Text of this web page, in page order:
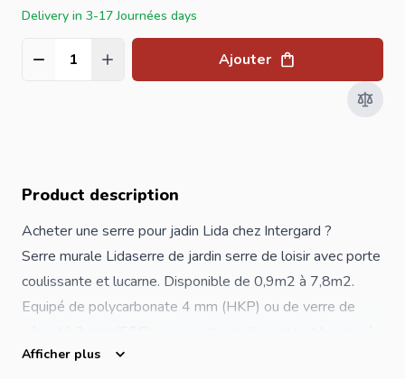
Delivery in 3-17 Journées days
Quantité Ajouter
Product description
Acheter une serre pour jadin Lida chez Intergard ?
Serre murale Lidaserre de jardin serre de loisir avec porte
coulissante et lucarne. Disponible de 0,9m2 à 7,8m2.
Equipé de polycarbonate 4 mm (HKP) ou de verre de
fonctionnement fluide. Le polycarbonate est stabilisé aux
Afficher plus